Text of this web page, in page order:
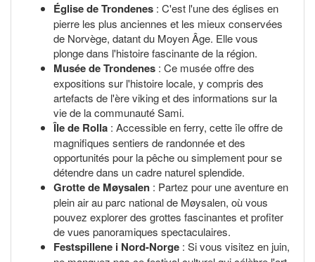
Église de Trondenes : C'est l'une des églises en
pierre les plus anciennes et les mieux conservées
de Norvège, datant du Moyen Âge. Elle vous
plonge dans l'histoire fascinante de la région.
Musée de Trondenes : Ce musée offre des
expositions sur l'histoire locale, y compris des
artefacts de l'ère viking et des informations sur la
vie de la communauté Sami.
Île de Rolla : Accessible en ferry, cette île offre de
magnifiques sentiers de randonnée et des
opportunités pour la pêche ou simplement pour se
détendre dans un cadre naturel splendide.
Grotte de Møysalen : Partez pour une aventure en
plein air au parc national de Møysalen, où vous
pouvez explorer des grottes fascinantes et profiter
de vues panoramiques spectaculaires.
Festspillene i Nord-Norge : Si vous visitez en juin,